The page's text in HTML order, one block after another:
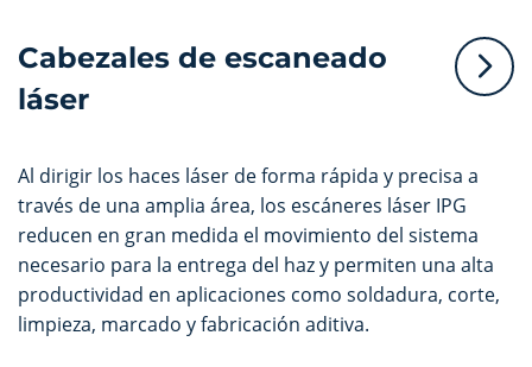
Cabezales de escaneado
láser
Al dirigir los haces láser de forma rápida y precisa a
través de una amplia área, los escáneres láser IPG
reducen en gran medida el movimiento del sistema
necesario para la entrega del haz y permiten una alta
productividad en aplicaciones como soldadura, corte,
limpieza, marcado y fabricación aditiva.